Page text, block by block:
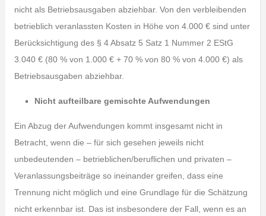
nicht als Betriebsausgaben abziehbar. Von den verbleibenden
betrieblich veranlassten Kosten in Höhe von 4.000 € sind unter
Berücksichtigung des § 4 Absatz 5 Satz 1 Nummer 2 EStG
3.040 € (80 % von 1.000 € + 70 % von 80 % von 4.000 €) als
Betriebsausgaben abziehbar.
Nicht aufteilbare gemischte Aufwendungen
Ein Abzug der Aufwendungen kommt insgesamt nicht in
Betracht, wenn die – für sich gesehen jeweils nicht
unbedeutenden – betrieblichen/beruflichen und privaten –
Veranlassungsbeiträge so ineinander greifen, dass eine
Trennung nicht möglich und eine Grundlage für die Schätzung
nicht erkennbar ist. Das ist insbesondere der Fall, wenn es an